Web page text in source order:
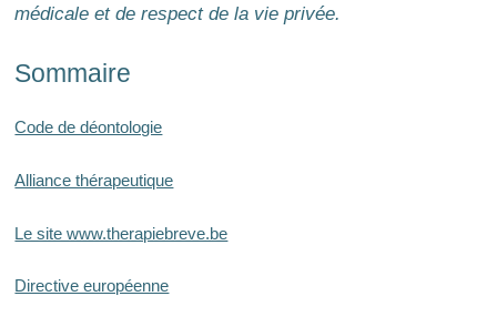
médicale et de respect de la vie privée.
Sommaire
Code de déontologie
Alliance thérapeutique
Le site www.therapiebreve.be
Directive européenne